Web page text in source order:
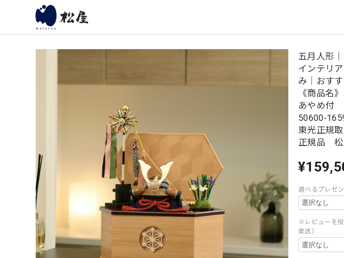
五月人形
インテリ
み｜おす
《商品名
あやめ付
50600-
東光正規
正規品
選べるプレゼ
※レビューを
発送）